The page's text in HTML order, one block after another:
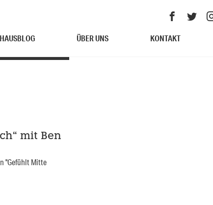
HAUSBLOG ÜBER UNS KONTAKT
mit Ben
"Gefühlt Mitte